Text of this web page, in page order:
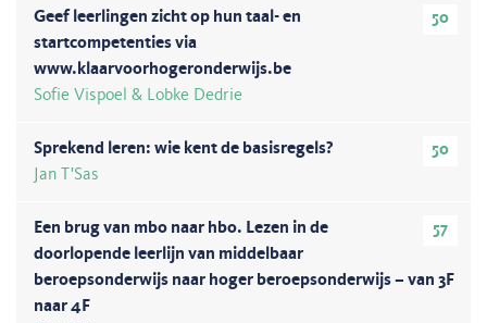
50
Geef leerlingen zicht op hun taal- en
startcompetenties via
www.klaarvoorhogeronderwijs.be
Sofie Vispoel & Lobke Dedrie
50
Sprekend leren: wie kent de basisregels?
Jan T'Sas
57
Een brug van mbo naar hbo. Lezen in de
doorlopende leerlijn van middelbaar
beroepsonderwijs naar hoger beroepsonderwijs – van 3F
naar 4F